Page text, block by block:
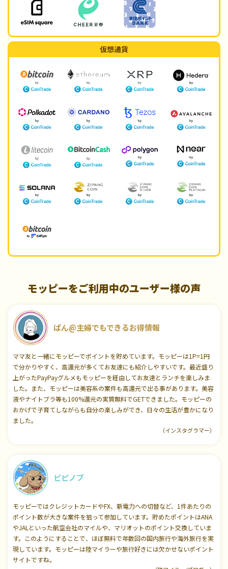
仮想通貨
モッピーをご利用中のユーザー様の声
ぱん@主婦でもできるお得情報
ママ友と一緒にモッピーでポイントを貯めています。モッピーは1P=1円
で分かりやすく、高還元が多くてお友達にも紹介しやすいです。最近盛り
上がったPayPayグルメもモッピーを経由してお友達とランチを楽しみま
した。また、モッピーは美容系の案件も高還元で出る事があります。美容
液やナイトブラ等も100%還元の実質無料でGETできました。モッピーの
おかげで子育てしながらも自分の楽しみができ、日々の生活が豊かになり
ました。
（インスタグラマー）
ピピノブ
モッピーではクレジットカードやFX、新電力への切替など、1件あたりの
ポイント数が大きな案件を狙って参加しています。貯めたポイントはANA
やJALといった航空会社のマイルや、マリオットのポイント交換していま
す。このようにすることで、ほぼ無料で年数回の国内旅行や海外旅行を実
現しています。モッピーは陸マイラーや旅行好きには欠かせないポイント
サイトですね。